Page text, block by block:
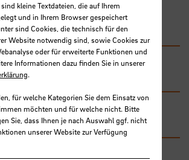
Prof. Dr.
Fakultät 3
Projekt
kleine Textdateien, die auf Ihrem
und in Ihrem Browser gespeichert
sind Cookies, die technisch für den
Website notwendig sind, sowie Cookies zur
oder für erweiterte Funktionen und
Informationen dazu finden Sie in unserer
.
für welche Kategorien Sie dem Einsatz von
möchten und für welche nicht. Bitte
Sie, dass Ihnen je nach Auswahl ggf. nicht
unserer Website zur Verfügung